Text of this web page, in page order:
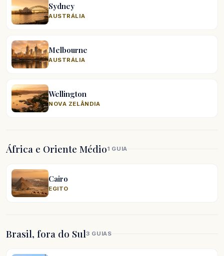
Sydney
AUSTRÁLIA
Melbourne
AUSTRÁLIA
Wellington
NOVA ZELÂNDIA
África e Oriente Médio1 GUIA
Cairo
EGITO
Brasil, fora do Sul3 GUIAS